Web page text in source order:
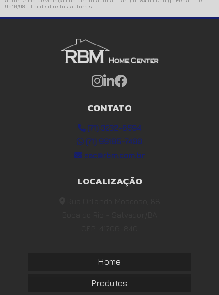
9610/98 - Lei de direitos autorais
CONTATO
(71) 3232-8594
(71) 99195-7400
sac@rbm.com.br
LOCALIZAÇÃO
Home
Produtos